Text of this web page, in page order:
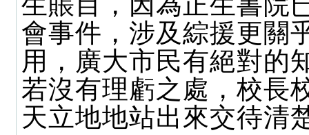
會事件，涉及綜援更關
用，廣大市民有絕對的
若沒有理虧之處，校長
天立地地站出來交待清